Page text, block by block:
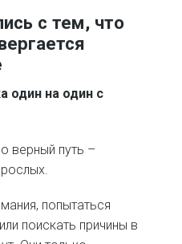
с тем, что
один на один с
верный путь –
попытаться
поискать причины в